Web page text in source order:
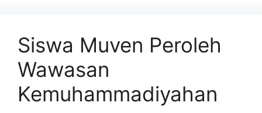
Siswa Muven Peroleh
Wawasan
Kemuhammadiyahan